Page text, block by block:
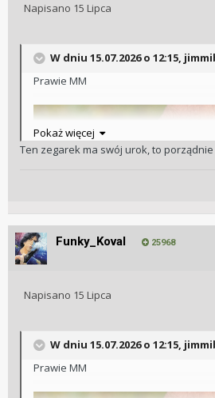
Napisano 15 Lipca
W dniu 15.07.2026 o 12:15,
Prawie MM
Wysłane z iPhone za pomocą Tapatalk
Pokaż więcej
Ten zegarek ma swój urok, to
Funky_Koval 25968
Napisano 15 Lipca
W dniu 15.07.2026 o 12:15,
Prawie MM